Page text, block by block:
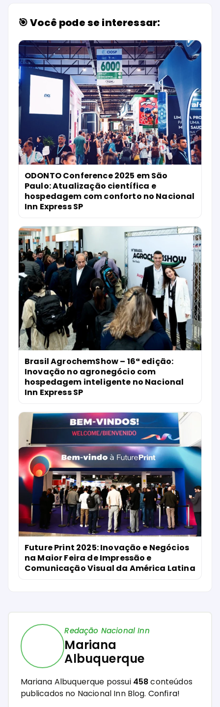
🎯 Você pode se interessar:
ODONTO Conference 2025 em São
Paulo: Atualização científica e
hospedagem com conforto no Nacional
Inn Express SP
Brasil AgrochemShow – 16ª edição:
Inovação no agronegócio com
hospedagem inteligente no Nacional
Inn Express SP
Future Print 2025: Inovação e Negócios
na Maior Feira de Impressão e
Comunicação Visual da América Latina
Redação Nacional Inn
Mariana
Albuquerque
Mariana Albuquerque possui 458conteúdos
publicados no Nacional Inn Blog. Confira!